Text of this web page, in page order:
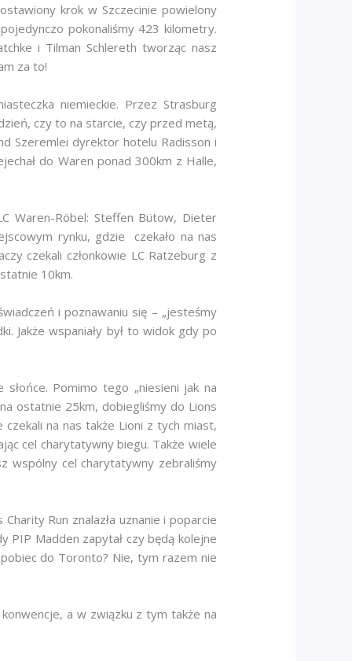
krok w Szczecinie powielony
pokonaliśmy 423 kilometry.
i Tilman Schlereth tworząc nasz
za to!
niemieckie. Przez Strasburg
czy to na starcie, czy przed metą,
Szeremlei dyrektor hotelu Radisson i
do Waren ponad 300km z Halle,
Waren-Röbel: Steffen Bütow, Dieter
rynku, gdzie czekało na nas
czekali członkowie LC Ratzeburg z
10km.
i poznawaniu się – „jesteśmy
Jakże wspaniały był to widok gdy po
Pomimo tego „niesieni jak na
ostatnie 25km, dobiegliśmy do Lions
na nas także Lioni z tych miast,
cel charytatywny biegu. Także wiele
wspólny cel charytatywny zebraliśmy
Run znalazła uznanie i poparcie
PIP Madden zapytał czy będą kolejne
do Toronto? Nie, tym razem nie
a w związku z tym także na